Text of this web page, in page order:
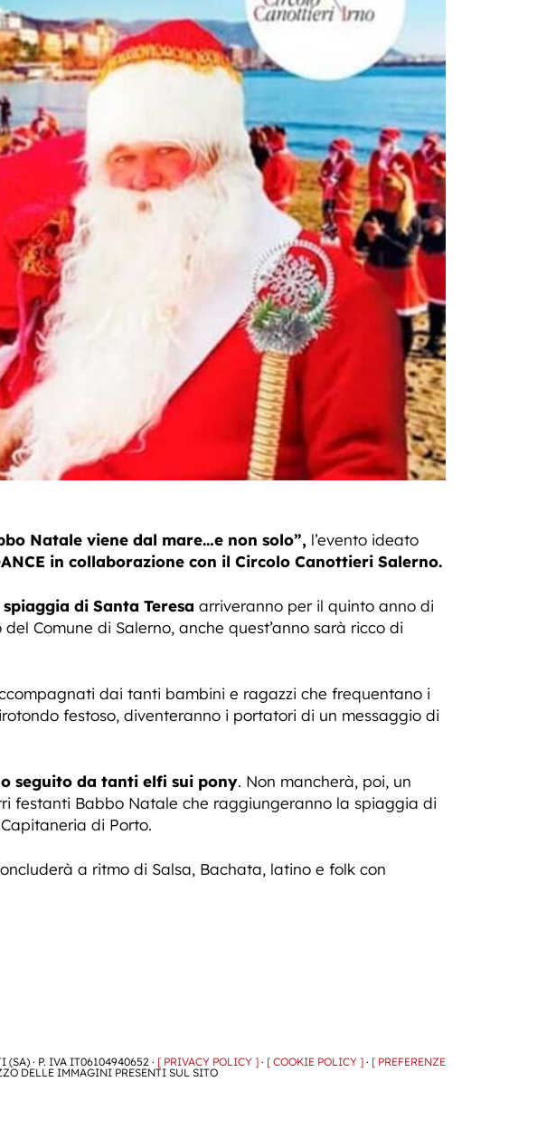
Natale viene dal mare…e non solo”, l’evento ideato
in collaborazione con il Circolo Canottieri Salerno.
spiaggia di Santa Teresa arriveranno per il quinto anno di
Comune di Salerno, anche quest’anno sarà ricco di
dai tanti bambini e ragazzi che frequentano i
festoso, diventeranno i portatori di un messaggio di
seguito da tanti elfi sui pony. Non mancherà, poi, un
festanti Babbo Natale che raggiungeranno la spiaggia di
di Porto.
a ritmo di Salsa, Bachata, latino e folk con
(SA) · P. IVA IT06104940652 · [ PRIVACY POLICY ] · [ COOKIE POLICY ] · [ PREFERENZE
DELLE IMMAGINI PRESENTI SUL SITO